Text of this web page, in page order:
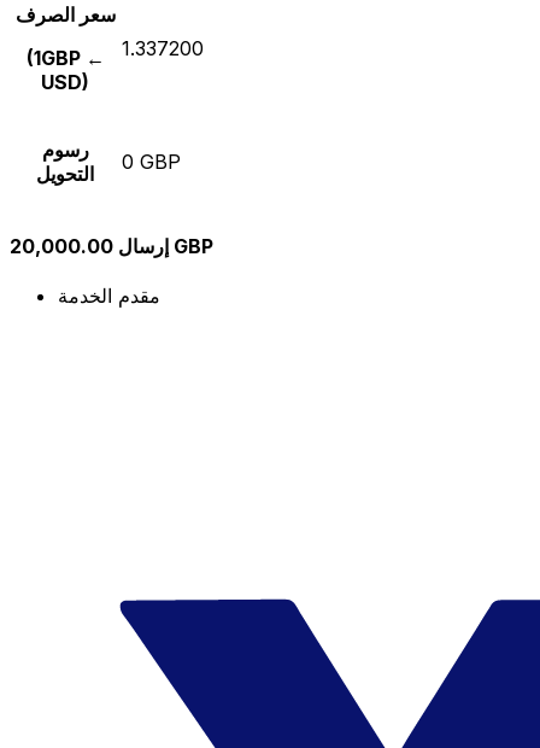
سعر الصرف
(1GBP ←
USD)
1.337200
رسوم
التحويل
0 GBP
إرسال 20,000.00 GBP
مقدم الخدمة